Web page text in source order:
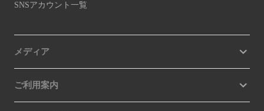
SNSアカウント一覧
メディア
ご利用案内